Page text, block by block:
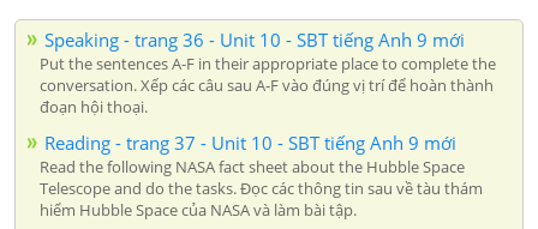
Speaking - trang 36 - Unit 10 - SBT tiếng Anh 9 mới
Put the sentences A-F in their appropriate place to complete the
conversation. Xếp các câu sau A-F vào đúng vị trí để hoàn thành
đoạn hội thoại.
Reading - trang 37 - Unit 10 - SBT tiếng Anh 9 mới
Read the following NASA fact sheet about the Hubble Space
Telescope and do the tasks. Đọc các thông tin sau về tàu thám
hiểm Hubble Space của NASA và làm bài tập.